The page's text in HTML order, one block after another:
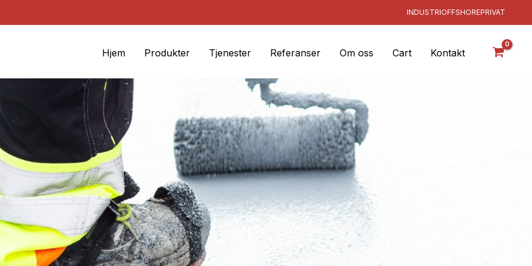
INDUSTRIOFFSHOREPRIVAT
Hjem Produkter Tjenester Referanser Om oss Cart Kontakt